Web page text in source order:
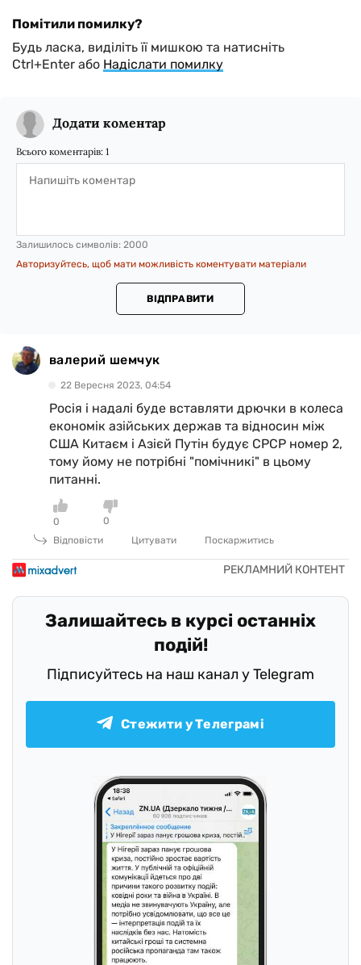
Помітили помилку?
Будь ласка, виділіть її мишкою та натисніть
Ctrl+Enter або Надіслати помилку
Додати коментар
Всього коментарів: 1
Залишилось символів: 2000
Авторизуйтесь, щоб мати можливість коментувати матеріали
ВІДПРАВИТИ
валерий шемчук
22 Вересня 2023, 04:54
Росія і надалі буде вставляти дрючки в колеса
економік азійських держав та відносин між
США Китаєм і Азієй Путін будує СРСР номер 2,
тому йому не потрібні "помічникі" в цьому
питанні.
0
0
Відповісти
Цитувати Поскаржитись
Залишайтесь в курсі останніх
подій!
Підписуйтесь на наш канал у Telegram
Стежити у Телеграмі